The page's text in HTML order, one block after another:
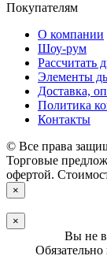
Покупателям
О компании
Шоу-рум
Рассчитать
Элементы
Доставка,
Политика
Контакты
© Все права
Торговые
офертой.
×
×
Вы не